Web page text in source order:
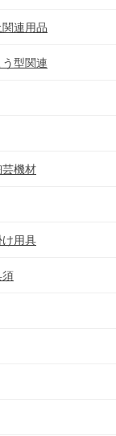
連用品
型関連
芸機材
用具
須